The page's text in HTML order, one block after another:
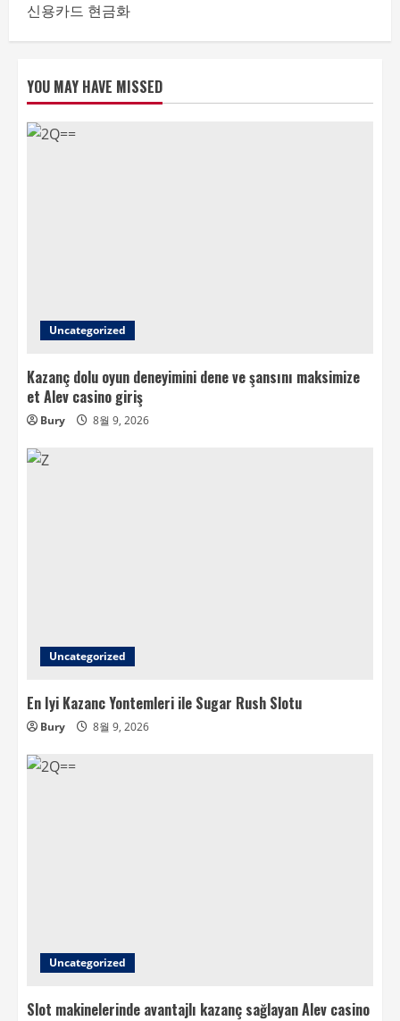
신용카드 현금화
YOU MAY HAVE MISSED
Uncategorized
Kazanç dolu oyun deneyimini dene ve şansını maksimize
et Alev casino giriş
Bury 8월 9, 2026
Uncategorized
En Iyi Kazanc Yontemleri ile Sugar Rush Slotu
Bury 8월 9, 2026
Uncategorized
Slot makinelerinde avantajlı kazanç sağlayan Alev casino